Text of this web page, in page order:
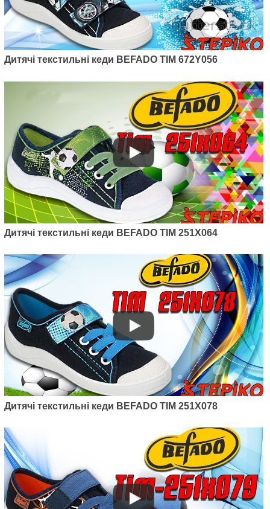
Дитячі текстильні кеди BEFADO TIM 672Y056
Дитячі текстильні кеди BEFADO TIM 251X064
Дитячі текстильні кеди BEFADO TIM 251X078